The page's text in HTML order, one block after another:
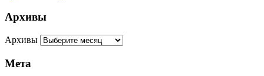
Архивы
Архивы
Мета